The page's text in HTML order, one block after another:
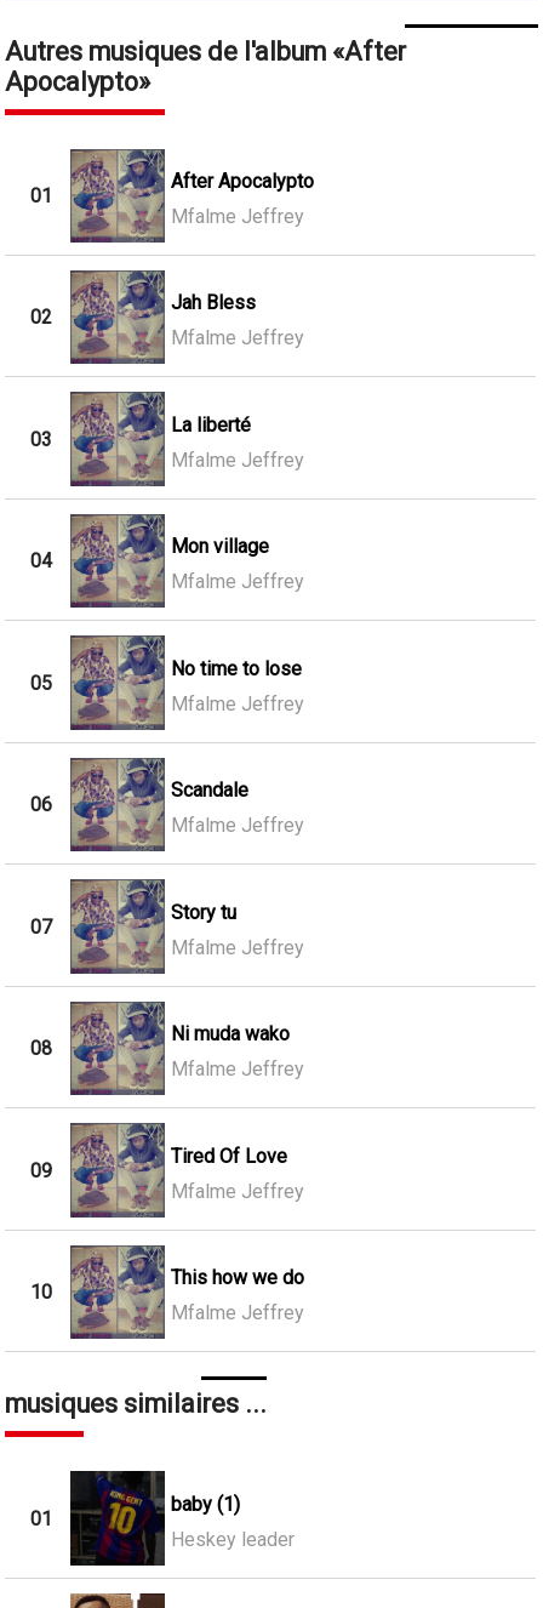
Autres musiques de l'album
After
Apocalypto
01
After Apocalypto
Mfalme Jeffrey
02
Jah Bless
Mfalme Jeffrey
03
La liberté
Mfalme Jeffrey
04
Mon village
Mfalme Jeffrey
05
No time to lose
Mfalme Jeffrey
06
Scandale
Mfalme Jeffrey
07
Story tu
Mfalme Jeffrey
08
Ni muda wako
Mfalme Jeffrey
09
Tired Of Love
Mfalme Jeffrey
10
This how we do
Mfalme Jeffrey
musiques similaires ...
01
baby (1)
Heskey leader